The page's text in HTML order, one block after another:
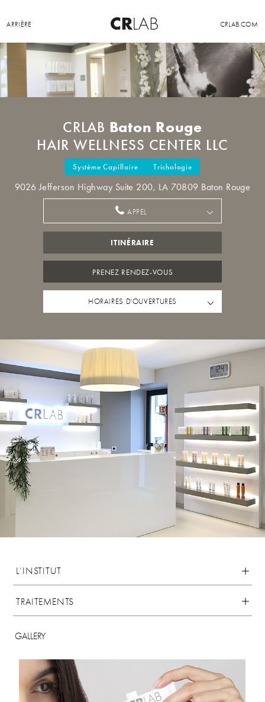
ARRIÈRE CRLAB.COM
CRLAB Baton Rouge
HAIR WELLNESS CENTER LLC
Système Capillaire Trichologie
9026 Jefferson Highway Suite 200, LA 70809 Baton Rouge
APPEL
ITINÉRAIRE
PRENEZ RENDEZ-VOUS
HORAIRES D'OUVERTURES
L’INSTITUT
TRAITEMENTS
GALLERY